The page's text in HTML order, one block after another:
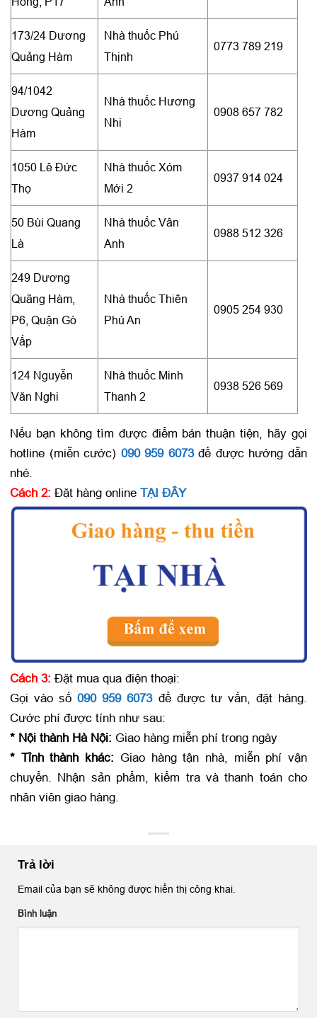
173/24 Dương
Quảng Hàm
Nhà thuốc Phú
Thịnh
0773 789 219
94/1042
Dương Quảng
Hàm
Nhà thuốc Hương
Nhi
0908 657 782
1050 Lê Đức
Thọ
Nhà thuốc Xóm
Mới 2
0937 914 024
50 Bùi Quang
Là
Nhà thuốc Vân
Anh
0988 512 326
249 Dương
Quãng Hàm,
P6, Quận Gò
Vấp
Nhà thuốc Thiên
Phú An
0905 254 930
124 Nguyễn
Văn Nghi
Nhà thuốc Minh
Thanh 2
0938 526 569
Nếu bạn không tìm được điểm bán thuận tiện, hãy gọi
hotline (miễn cước) 090 959 6073để được hướng dẫn
nhé.
Cách 2: Đặt hàng online TẠI ĐÂY
Cách 3: Đặt mua qua điện thoại:
Gọi vào số090 959 6073để được tư vấn, đặt hàng.
Cước phí được tính như sau:
* Nội thành Hà Nội: Giao hàng miễn phí trong ngày
* Tỉnh thành khác: Giao hàng tận nhà, miễn phí vận
chuyển. Nhận sản phẩm, kiểm tra và thanh toán cho
nhân viên giao hàng.
Trả lời
Email của bạn sẽ không được hiển thị công khai.
Bình luận